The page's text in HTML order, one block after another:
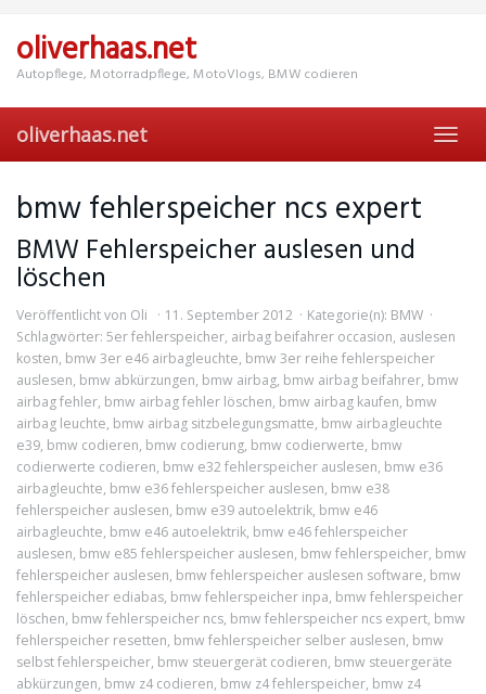
main
content
oliverhaas.net
Autopflege, Motorradpflege, MotoVlogs, BMW codieren
oliverhaas.net
bmw fehlerspeicher ncs expert
BMW Fehlerspeicher auslesen und
löschen
Veröffentlicht von Oli 11. September 2012 Kategorie(n): BMW
Schlagwörter: 5er fehlerspeicher, airbag beifahrer occasion, auslesen
kosten, bmw 3er e46 airbagleuchte, bmw 3er reihe fehlerspeicher
auslesen, bmw abkürzungen, bmw airbag, bmw airbag beifahrer, bmw
airbag fehler, bmw airbag fehler löschen, bmw airbag kaufen, bmw
airbag leuchte, bmw airbag sitzbelegungsmatte, bmw airbagleuchte
e39, bmw codieren, bmw codierung, bmw codierwerte, bmw
codierwerte codieren, bmw e32 fehlerspeicher auslesen, bmw e36
airbagleuchte, bmw e36 fehlerspeicher auslesen, bmw e38
fehlerspeicher auslesen, bmw e39 autoelektrik, bmw e46
airbagleuchte, bmw e46 autoelektrik, bmw e46 fehlerspeicher
auslesen, bmw e85 fehlerspeicher auslesen, bmw fehlerspeicher, bmw
fehlerspeicher auslesen, bmw fehlerspeicher auslesen software, bmw
fehlerspeicher ediabas, bmw fehlerspeicher inpa, bmw fehlerspeicher
löschen, bmw fehlerspeicher ncs, bmw fehlerspeicher ncs expert, bmw
fehlerspeicher resetten, bmw fehlerspeicher selber auslesen, bmw
selbst fehlerspeicher, bmw steuergerät codieren, bmw steuergeräte
abkürzungen, bmw z4 codieren, bmw z4 fehlerspeicher, bmw z4